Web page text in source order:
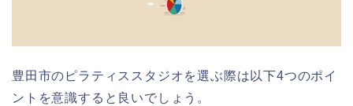
豊田市のピラティススタジオを選ぶ際は以下4つのポイ
ントを意識すると良いでしょう。